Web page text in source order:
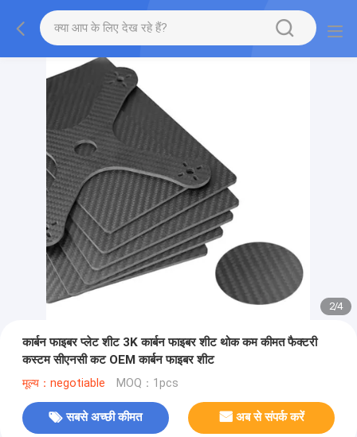
2/4
कार्बन फाइबर प्लेट शीट 3K कार्बन फाइबर शीट थोक कम कीमत फैक्टरी
कस्टम सीएनसी कट OEM कार्बन फाइबर शीट
मूल्य：negotiable MOQ：1pcs
सबसे अच्छी कीमत अब से संपर्क करें